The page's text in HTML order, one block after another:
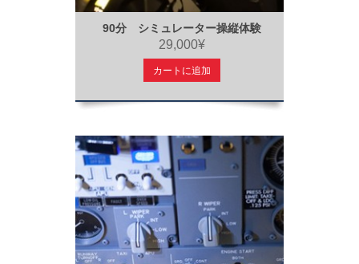
90分 シミュレーター操縦体験
29,000¥
カートに追加